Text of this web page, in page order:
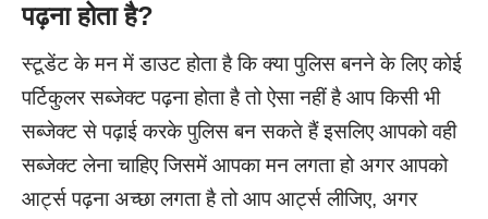
पढ़ना होता है?
स्टूडेंट के मन में डाउट होता है कि क्या पुलिस बनने के लिए कोई
पर्टिकुलर सब्जेक्ट पढ़ना होता है तो ऐसा नहीं है आप किसी भी
सब्जेक्ट से पढ़ाई करके पुलिस बन सकते हैं इसलिए आपको वही
सब्जेक्ट लेना चाहिए जिसमें आपका मन लगता हो अगर आपको
आर्ट्स पढ़ना अच्छा लगता है तो आप आर्ट्स लीजिए, अगर